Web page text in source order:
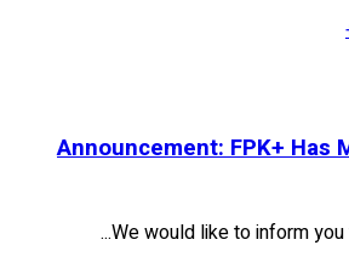
📢 Announcement: FPK+
We would like to inform you